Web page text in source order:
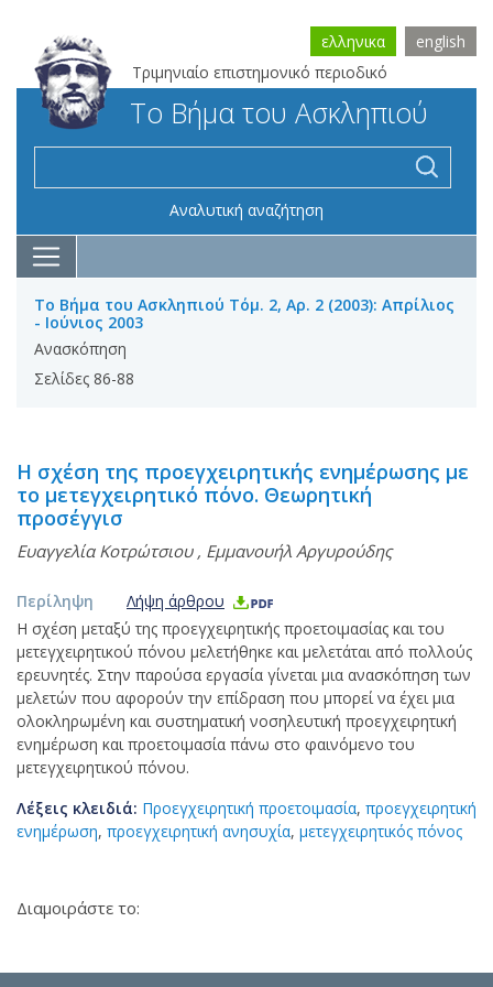
Τριμηνιαίο επιστημονικό περιοδικό
ελληνικα english
Το Βήμα του Ασκληπιού
Αναλυτική αναζήτηση
Το Βήμα του Ασκληπιού Τόμ. 2, Αρ. 2 (2003): Απρίλιος
- Ιούνιος 2003
Ανασκόπηση
Σελίδες 86-88
Η σχέση της προεγχειρητικής ενημέρωσης με
το μετεγχειρητικό πόνο. Θεωρητική
προσέγγισ
Ευαγγελία Κοτρώτσιου, Εμμανουήλ Αργυρούδης
Περίληψη
Λήψη άρθρου
Η σχέση μεταξύ της προεγχειρητικής προετοιμασίας και του
μετεγχειρητικού πόνου μελετήθηκε και μελετάται από πολλούς
ερευνητές. Στην παρούσα εργασία γίνεται μια ανασκόπηση των
μελετών που αφορούν την επίδραση που μπορεί να έχει μια
ολοκληρωμένη και συστηματική νοσηλευτική προεγχειρητική
ενημέρωση και προετοιμασία πάνω στο φαινόμενο του
μετεγχειρητικού πόνου.
Λέξεις κλειδιά: Προεγχειρητική προετοιμασία, προεγχειρητική
ενημέρωση, προεγχειρητική ανησυχία, μετεγχειρητικός πόνος
Διαμοιράστε το: